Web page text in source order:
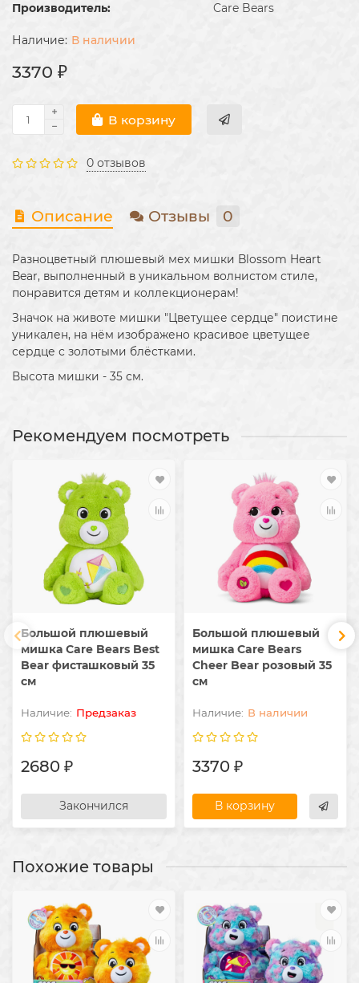
Производитель:
Care Bears
В наличии
3370 ₽
В корзину
0 отзывов
Описание Отзывы 0
Разноцветный плюшевый мех мишки Blossom Heart
Bear, выполненный в уникальном волнистом стиле,
понравится детям и коллекционерам!
Значок на животе мишки "Цветущее сердце" поистине
уникален, на нём изображено красивое цветущее
сердце с золотыми блёстками.
Высота мишки - 35 см.
Рекомендуем посмотреть
Большой плюшевый
мишка Care Bears Best
Bear фисташковый 35
см
Предзаказ
2680 ₽
Закончился
Большой плюшевый
мишка Care Bears
Cheer Bear розовый 35
см
В наличии
3370 ₽
В корзину
Похожие товары